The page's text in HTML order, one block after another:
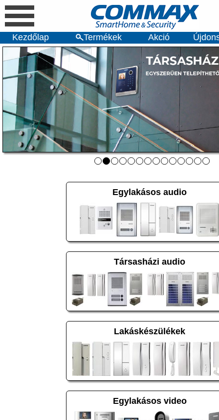
Kezdőlap Termékek Akció
Egylakásos audio
Társasházi audio
Lakáskészülékek
Egylakásos video